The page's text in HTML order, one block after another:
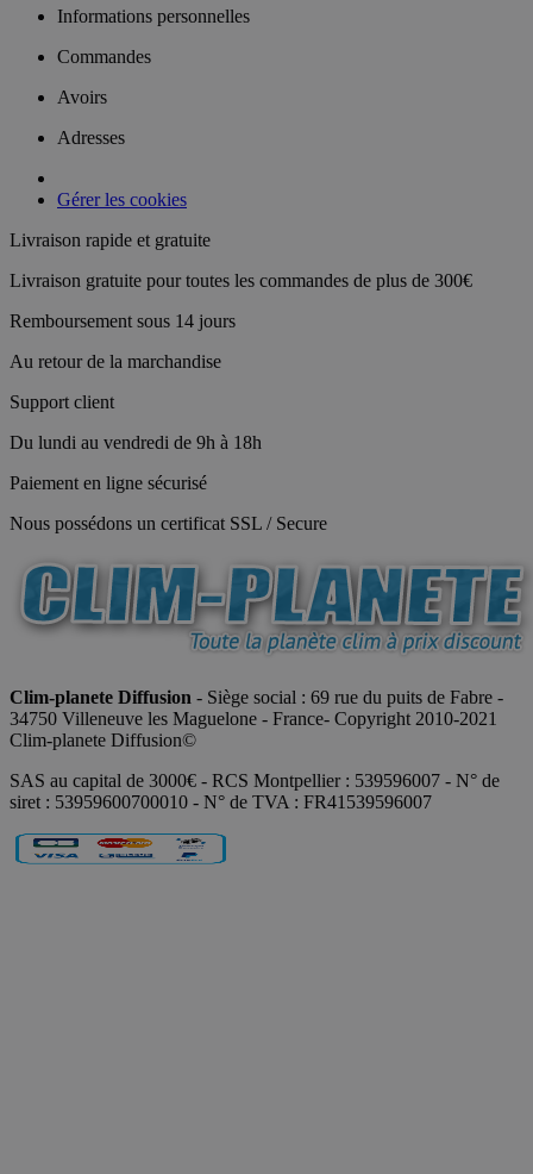
Informations personnelles
Commandes
Avoirs
Adresses
Gérer les cookies
Livraison rapide et gratuite
Livraison gratuite pour toutes les commandes de plus de 300€
Remboursement sous 14 jours
Au retour de la marchandise
Support client
Du lundi au vendredi de 9h à 18h
Paiement en ligne sécurisé
Nous possédons un certificat SSL / Secure
Clim-planete Diffusion - Siège social : 69 rue du puits de Fabre -
34750 Villeneuve les Maguelone - France- Copyright 2010-2021
Clim-planete Diffusion©
SAS au capital de 3000€ - RCS Montpellier : 539596007 - N° de
siret : 53959600700010 - N° de TVA : FR41539596007